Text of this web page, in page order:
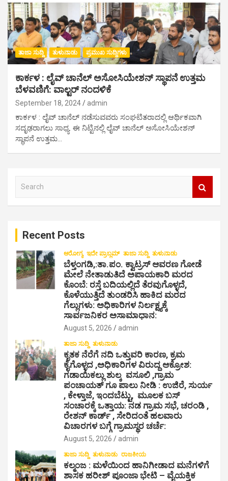
ತಾಜಾ ಸುದ್ದಿ ತುಳುನಾಡು ಪ್ರಮುಖ ಸುದ್ದಿಗಳು
ಕಾರ್ಕಳ : ಲೈವ್ ಚಾನೆಲ್ ಅಸೋಸಿಯೇಶನ್ ಸ್ಥಾಪನೆ ಉತ್ತಮ
ಬೆಳವಣಿಗೆ: ವಾಲ್ಟರ್ ನಂದಳಿಕೆ
September 18, 2024 admin
ಕಾರ್ಕಳ : ಲೈವ್ ಚಾನೆಲ್ ನಡೆಸುವವರು ಸಂಘಟಿತರಾದಲ್ಲಿ ಆರ್ಥಿಕವಾಗಿ
ಸದೃಢರಾಗಲು ಸಾಧ್ಯ. ಈ ನಿಟ್ಟಿನಲ್ಲಿ ಲೈವ್ ಚಾನೆಲ್ ಅಸೋಸಿಯೇಶನ್
ಸ್ಥಾಪನೆ ಉತ್ತಮ…
Recent Posts
ಆರೋಗ್ಯ ಇದೇ ಪ್ರಾಬ್ಲಮ್ ತಾಜಾ ಸುದ್ದಿ ತುಳುನಾಡು
ಬೆಳ್ತಂಗಡಿ,:ತಾ.ಪಂ‌. ಕ್ವಾಟ್ರಸ್ ಆವರಣ ಗೋಡೆ
ಮೇಲೆ ನೇತಾಡುತಿದೆ ಅಪಾಯಕಾರಿ ಮರದ
ಕೊಂಬೆ: ರಸ್ತೆ ಬದಿಯಲ್ಲಿದೆ ತೆರವುಗೊಳ್ಳದೆ,
ಕೊಳೆಯುತ್ತಿದೆ ತುಂಡರಿಸಿ ಹಾಕಿದ ಮರದ
ಗೆಲ್ಲುಗಳು: ಅಧಿಕಾರಿಗಳ ನಿರ್ಲಕ್ಷ್ಯಕ್ಕೆ
ಸಾರ್ವಜನಿಕರ ಅಸಾಮಾಧಾನ:
August 5, 2026 admin
ತಾಜಾ ಸುದ್ದಿ ತುಳುನಾಡು
ಕೃತಕ ನೆರೆಗೆ ನದಿ ಒತ್ತುವರಿ ಕಾರಣ, ಕ್ರಮ
ಕೈಗೊಳ್ಳದ ,ಅಧಿಕಾರಿಗಳ ವಿರುದ್ದ ಆಕ್ರೋಶ:
ಗಡಾಯಿಕಲ್ಲು ಶುಲ್ಕ ವಸೂಲಿ ,ಗ್ರಾಮ
ಪಂಚಾಯತ್ ಗೂ ಪಾಲು ನೀಡಿ : ಉಜಿರೆ, ಸುರ್ಯ
, ಕೇಳ್ತಾಜೆ, ಇಂದಬೆಟ್ಟು, ಮೂಲಕ ಬಸ್
ಸಂಚಾರಕ್ಕೆ ಒತ್ತಾಯ: ನಡ ಗ್ರಾಮ ಸಭೆ, ಚರಂಡಿ ,
ರೇಶನ್ ಕಾರ್ಡ್ , ಸೇರಿದಂತೆ ಹಲವಾರು
ವಿಚಾರಗಳ ಬಗ್ಗೆ ಗ್ರಾಮಸ್ಥರ ಚರ್ಚೆ:
August 5, 2026 admin
ತಾಜಾ ಸುದ್ದಿ ತುಳುನಾಡು ರಾಜಕೀಯ
ಕಲ್ಮಂಜ : ಮಳೆಯಿಂದ ಹಾನಿಗೀಡಾದ ಮನೆಗಳಿಗೆ
ಶಾಸಕ ಹರೀಶ್ ಪೂಂಜಾ ಭೇಟಿ – ವೈಯಕ್ತಿಕ